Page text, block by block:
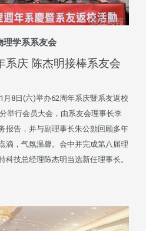
理学系系友会
系庆 陈杰明接棒系友会
月8日(六)举办62周年系庆暨系友返校
举行会员大会，由系友会理事长李
报告，并与副理事长朱公勍回顾多年
滴，气氛温馨。会中并完成第八届理
科技总经理陈杰明当选新任理事长。